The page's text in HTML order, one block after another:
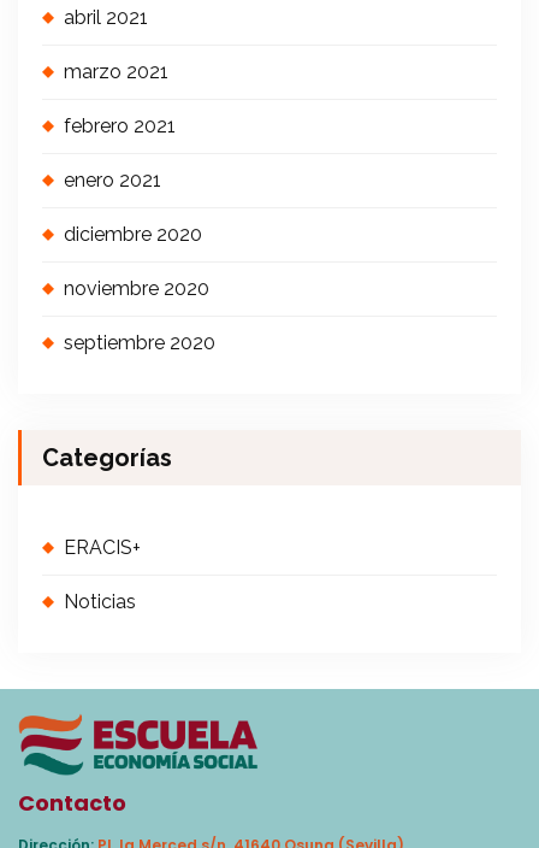
abril 2021
marzo 2021
febrero 2021
enero 2021
diciembre 2020
noviembre 2020
septiembre 2020
Categorías
ERACIS+
Noticias
Contacto